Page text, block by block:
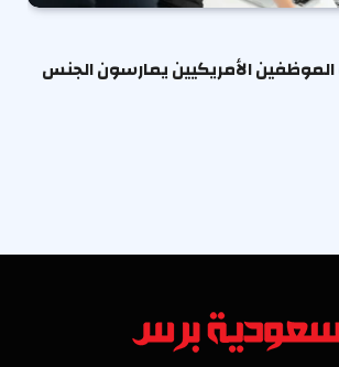
الأمريكيين يمارسون الجنس